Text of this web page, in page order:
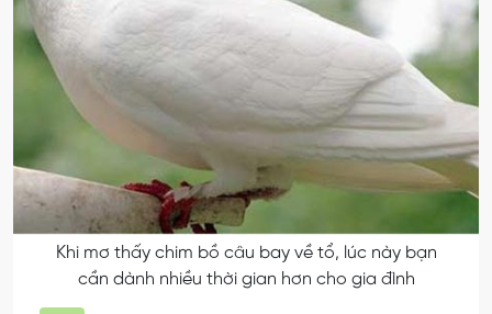
Khi mơ thấy chim bồ câu bay về tổ, lúc này bạn
cần dành nhiều thời gian hơn cho gia đình